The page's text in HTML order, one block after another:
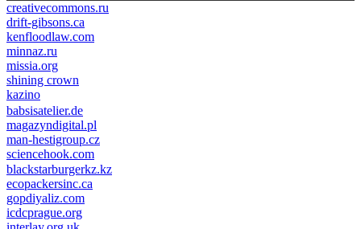
creativecommons.ru
drift-gibsons.ca
kenfloodlaw.com
minnaz.ru
missia.org
shining crown
kazino
casino lemon
pinco giriş
babsisatelier.de
magazyndigital.pl
man-hestigroup.cz
sciencehook.com
олимп казино
blackstarburgerkz.kz
ecopackersinc.ca
gopdiyaliz.com
icdcprague.org